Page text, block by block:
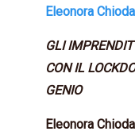
Eleonora
GLI
CON IL
GENIO
Eleonora Chioda